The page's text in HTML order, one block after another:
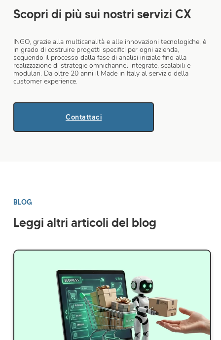
Scopri di più sui nostri servizi CX
INGO, grazie alla multicanalità e alle innovazioni tecnologiche, è
in grado di costruire progetti specifici per ogni azienda,
seguendo il processo dalla fase di analisi iniziale fino alla
realizzazione di strategie omnichannel integrate, scalabili e
modulari. Da oltre 20 anni il Made in Italy al servizio della
customer experience.
Contattaci
BLOG
Leggi altri articoli del blog